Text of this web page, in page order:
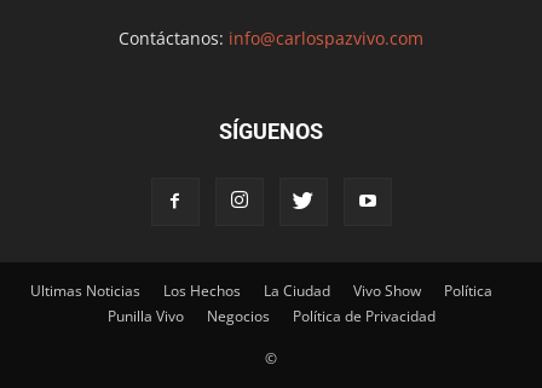
Contáctanos: info@carlospazvivo.com
SÍGUENOS
Ultimas Noticias Los Hechos La Ciudad Vivo Show
Política
Punilla Vivo
Negocios Política de Privacidad
©